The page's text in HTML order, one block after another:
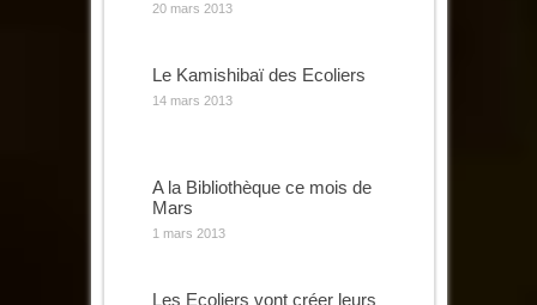
20 mars 2013
Le Kamishibaï des Ecoliers
14 mars 2013
A la Bibliothèque ce mois de
Mars
1 mars 2013
Les Ecoliers vont créer leurs